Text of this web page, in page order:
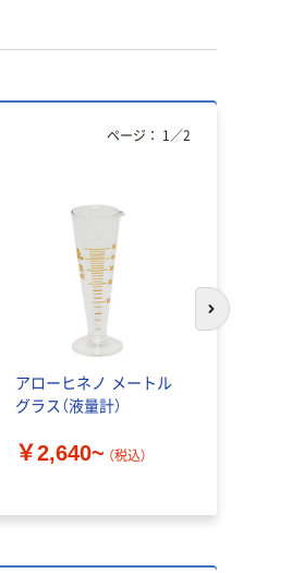
アローヒネノ メートル
グラス（液量計）
￥2,640~ （税込）
ページ： 1 ／2
次のスライド